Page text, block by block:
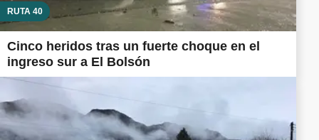
RUTA 40
Cinco heridos tras un fuerte choque en el
ingreso sur a El Bolsón